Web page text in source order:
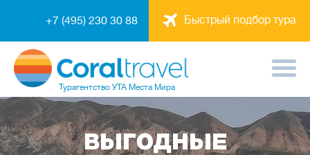
Быстрый подбор тура
+7 (495) 230 30 88
Турагентство УТА Места Мира
ВЫГОДНЫЕ